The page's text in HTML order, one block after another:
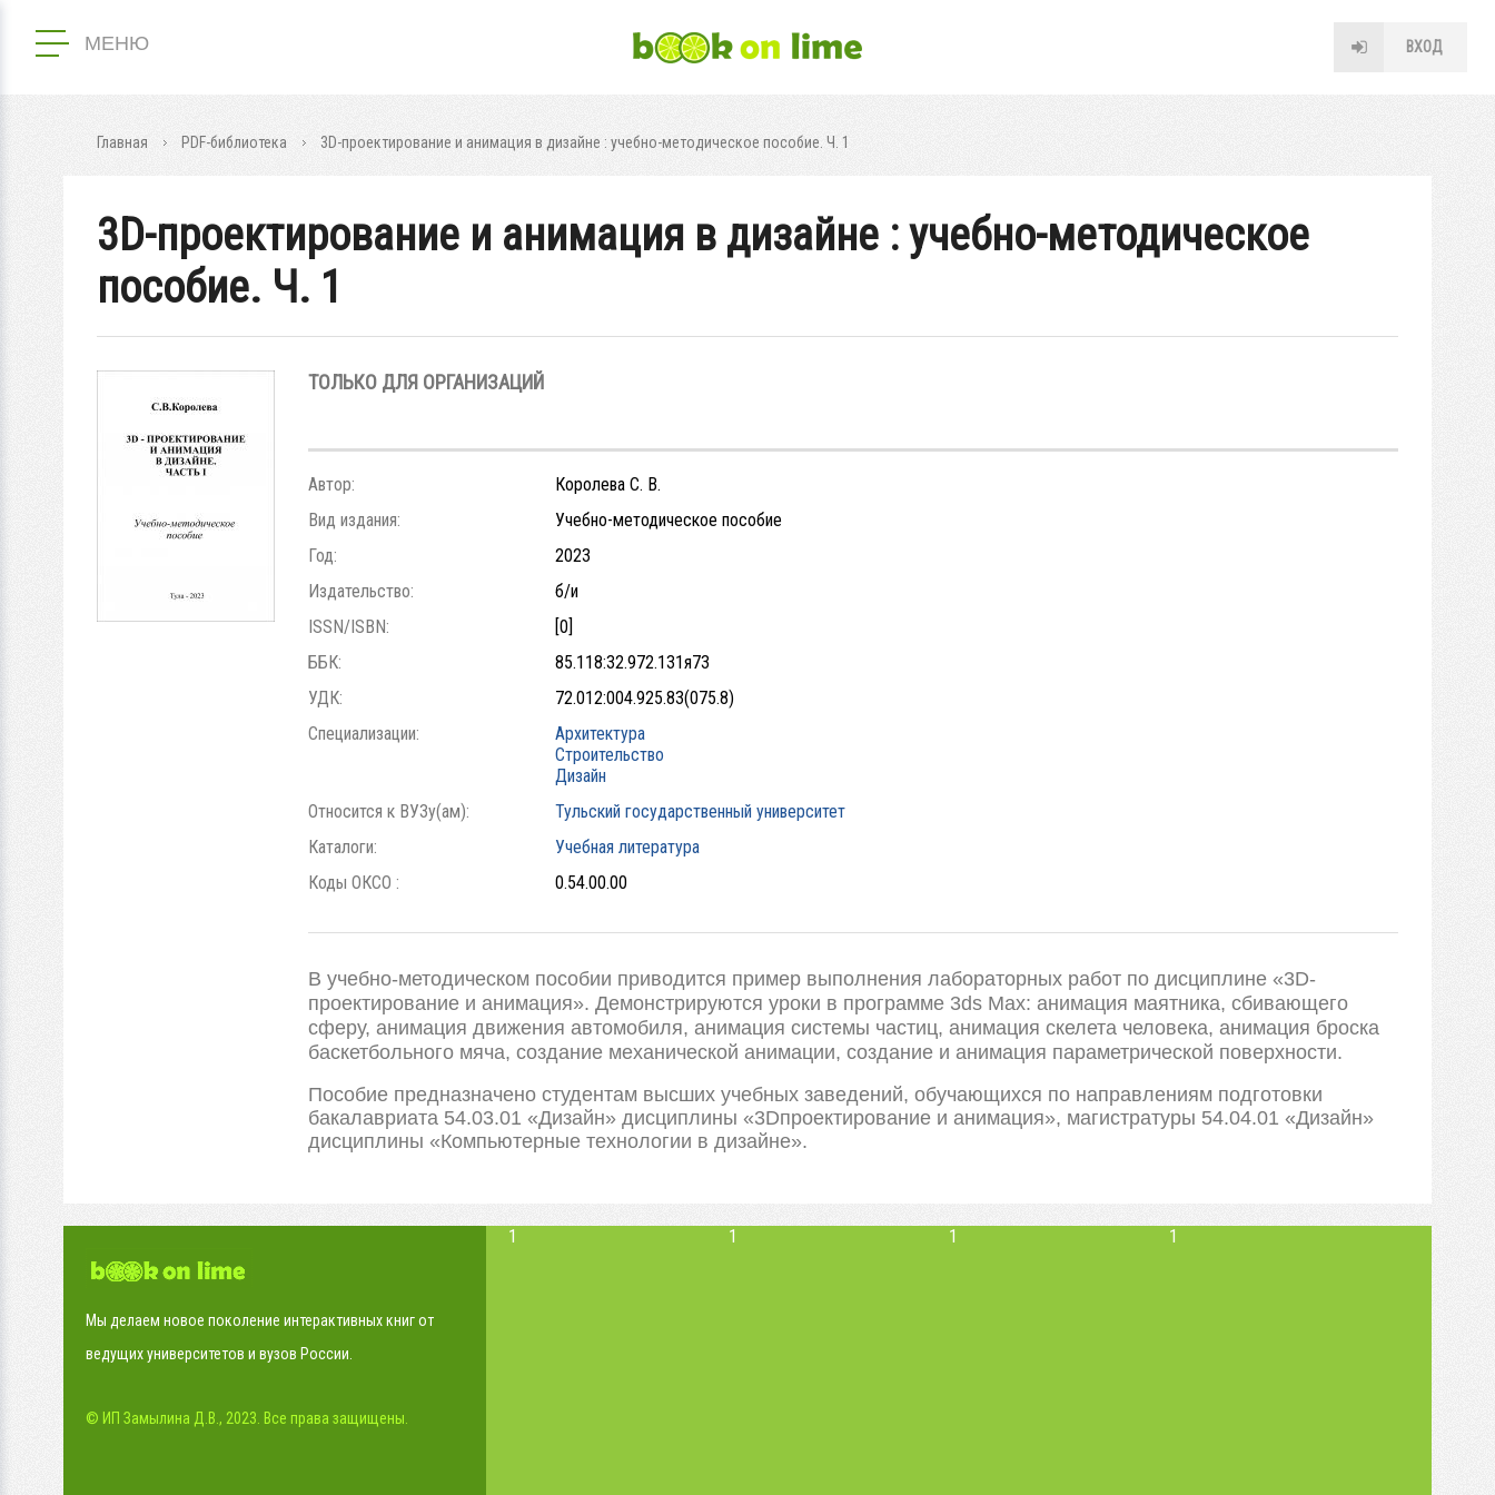
МЕНЮ ВХОД
Главная PDF-библиотека 3D-проектирование и анимация в дизайне : учебно-методическое пособие. Ч. 1
3D-проектирование и анимация в дизайне : учебно-методическое
пособие. Ч. 1
ТОЛЬКО ДЛЯ ОРГАНИЗАЦИЙ
Автор:
Королева С. В.
Вид издания:
Учебно-методическое пособие
Год:
2023
Издательство:
б/и
ISSN/ISBN:
[0]
ББК:
85.118:32.972.131я73
УДК:
72.012:004.925.83(075.8)
Специализации:
Архитектура
Строительство
Дизайн
Относится к ВУЗу(ам):
Тульский государственный университет
Каталоги:
Учебная литература
Коды ОКСО :
0.54.00.00
В учебно-методическом пособии приводится пример выполнения лабораторных работ по дисциплине «3D-
проектирование и анимация». Демонстрируются уроки в программе 3ds Max: анимация маятника, сбивающего
сферу, анимация движения автомобиля, анимация системы частиц, анимация скелета человека, анимация броска
баскетбольного мяча, создание механической анимации, создание и анимация параметрической поверхности.
Пособие предназначено студентам высших учебных заведений, обучающихся по направлениям подготовки
бакалавриата 54.03.01 «Дизайн» дисциплины «3Dпроектирование и анимация», магистратуры 54.04.01 «Дизайн»
дисциплины «Компьютерные технологии в дизайне».
Мы делаем новое поколение интерактивных книг от
ведущих университетов и вузов России.
© ИП Замылина Д.В., 2023. Все права защищены.
1 1 1 1